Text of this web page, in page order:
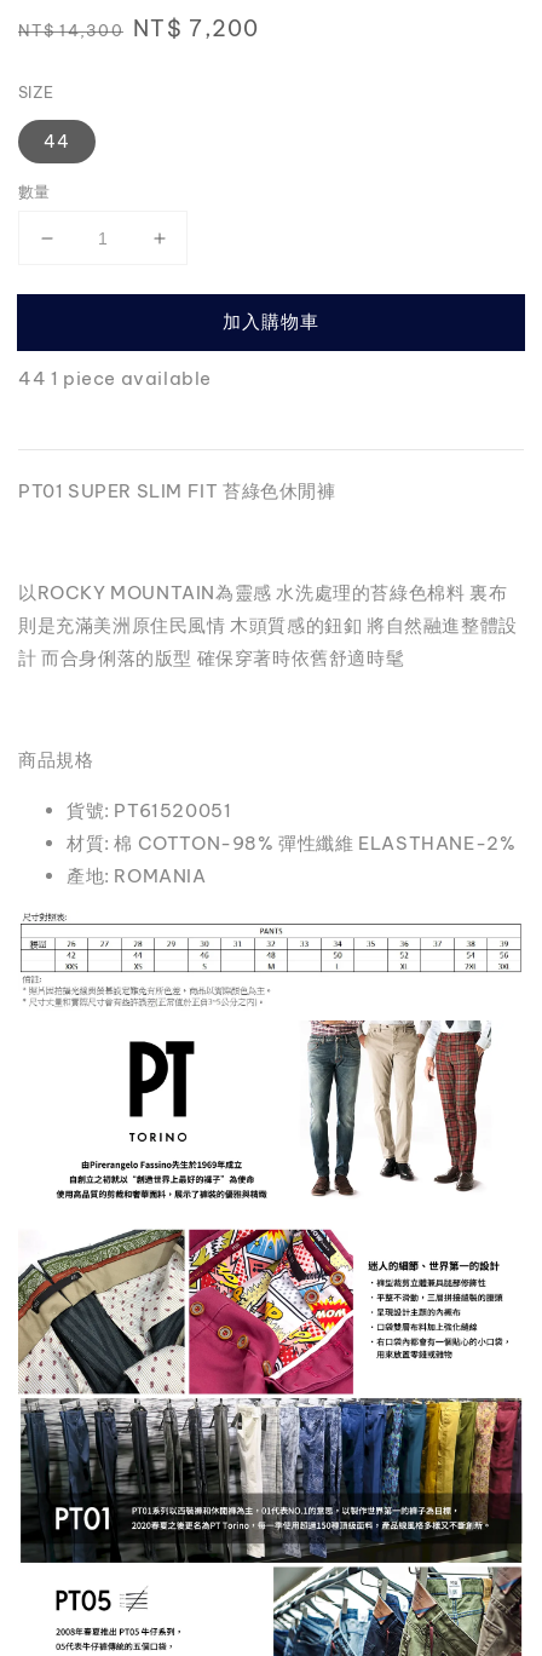
Regular
NT$ 14,300 Sale
NT$ 7,200
SIZE
44
數量
加入購物車
44 1 piece available
PT01 SUPER SLIM FIT 苔綠色休閒褲
以ROCKY MOUNTAIN為靈感 水洗處理的苔綠色棉料 裏布
則是充滿美洲原住民風情 木頭質感的鈕釦 將自然融進整體設
計 而合身俐落的版型 確保穿著時依舊舒適時髦
商品規格
貨號: PT61520051
材質: 棉 COTTON-98% 彈性纖維 ELASTHANE-2%
產地: ROMANIA